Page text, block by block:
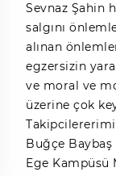
Sevnaz Şahin
salgını
alınan
egzersizin
ve moral ve
üzerine çok
Buğçe
Ege Kampüsü